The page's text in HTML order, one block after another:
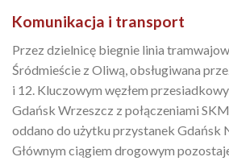
Komunikacja i transport
Przez dzielnicę biegnie linia
Śródmieście z Oliwą, obsługiwana
i 12. Kluczowym węzłem
Gdańsk Wrzeszcz z połączeniami
oddano do użytku przystanek Gdańsk
Głównym ciągiem drogowym